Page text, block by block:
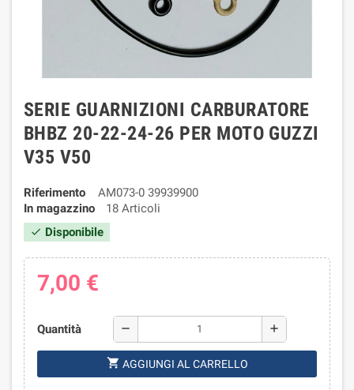
SERIE GUARNIZIONI CARBURATORE
BHBZ 20-22-24-26 PER MOTO GUZZI
V35 V50
Riferimento
AM073-0 39939900
In magazzino
18 Articoli
check Disponibile
7,00 €
Quantità remove add
shopping_cart AGGIUNGI AL CARRELLO